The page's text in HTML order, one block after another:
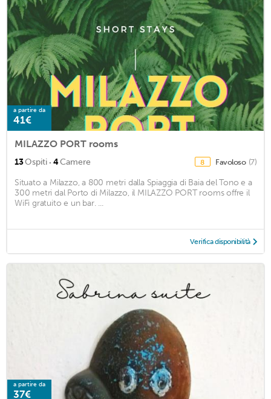
a partire da
41€
MILAZZO PORT rooms
13Ospiti · 4Camere 8 Favoloso (7)
Situato a Milazzo, a 800 metri dalla Spiaggia di Baia del Tono e a
300 metri dal Porto di Milazzo, il MILAZZO PORT rooms offre il
WiFi gratuito e un bar. ...
Verifica disponibilità
a partire da
37€